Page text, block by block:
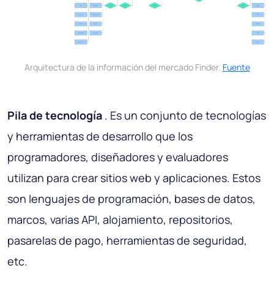
Arquitectura de la información del mercado Finder. Fuente
Pila de tecnología . Es un conjunto de tecnologías
y herramientas de desarrollo que los
programadores, diseñadores y evaluadores
utilizan para crear sitios web y aplicaciones. Estos
son lenguajes de programación, bases de datos,
marcos, varias API, alojamiento, repositorios,
pasarelas de pago, herramientas de seguridad,
etc.